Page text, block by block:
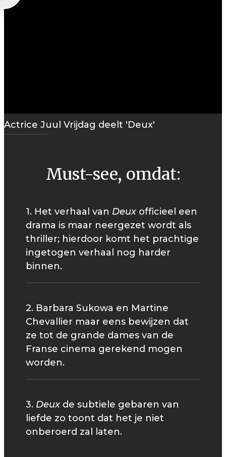
Actrice Juul Vrijdag deelt 'Deux'
Must-see, omdat:
1. Het verhaal van Deuxofficieel een
drama is maar neergezet wordt als
thriller; hierdoor komt het prachtige
ingetogen verhaal nog harder
binnen.
2. Barbara Sukowa en Martine
Chevallier maar eens bewijzen dat
ze tot de grande dames van de
Franse cinema gerekend mogen
worden.
3. Deuxde subtiele gebaren van
liefde zo toont dat het je niet
onberoerd zal laten.